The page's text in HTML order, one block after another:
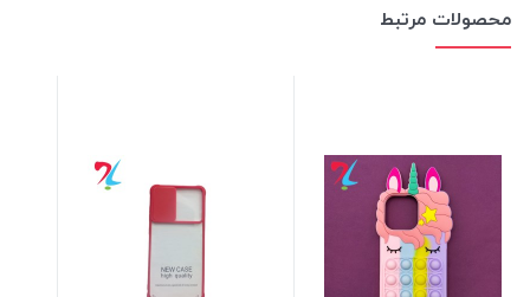
محصولات مرتبط